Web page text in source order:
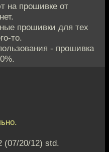
на прошивке от
прошивки для тех
то.
- прошивка
(07/20/12) std.